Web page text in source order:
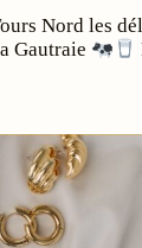
Nord les
Gautraie